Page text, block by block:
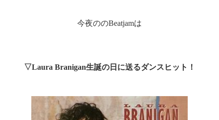
今夜ののBeatjamは
▽Laura Branigan生誕の日に送るダンスヒット！